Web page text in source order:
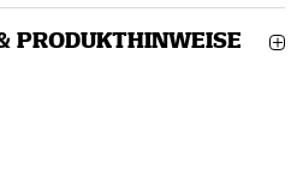
PRODUKTHINWEISE